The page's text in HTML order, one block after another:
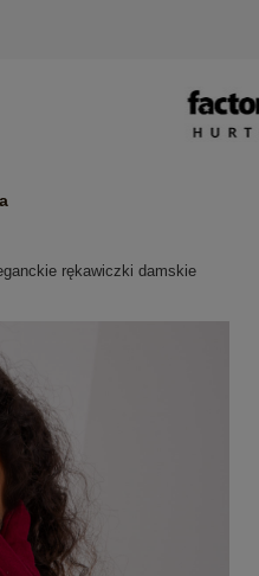
rękawiczki damskie